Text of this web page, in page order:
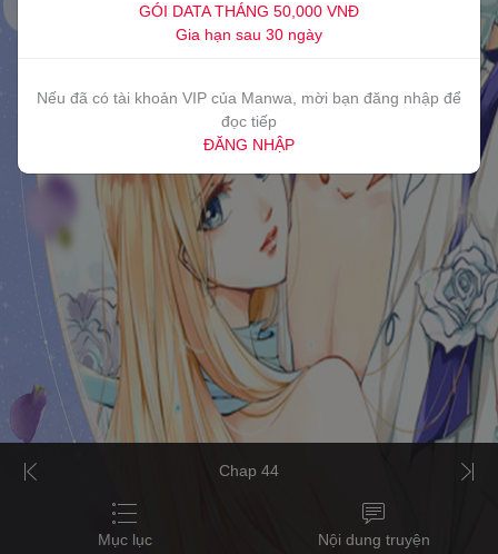
Chap 44
Mục lục Nội dung truyện
GÓI DATA THÁNG 50,000 VNĐ
Gia hạn sau 30 ngày
Nếu đã có tài khoản VIP của Manwa, mời bạn đăng nhập để
đọc tiếp
ĐĂNG NHẬP